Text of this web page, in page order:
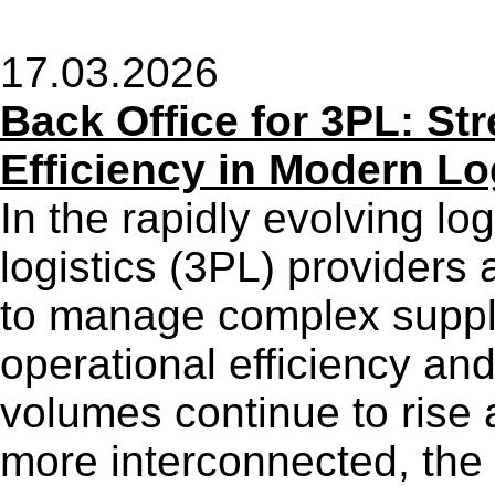
17.03.2026
Back Office for 3PL:
Efficiency in Modern
In the rapidly evolving
logistics (3PL) providers
to manage complex
operational efficiency
volumes continue to rise
more interconnected,